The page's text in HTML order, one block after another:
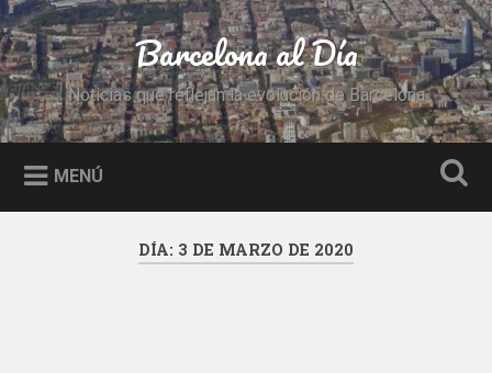
Saltar
al
contenido
Buscar Barcelona al Día
Noticias que reflejan la evolución de Barcelona
MENÚ
DÍA: 3 DE MARZO DE 2020